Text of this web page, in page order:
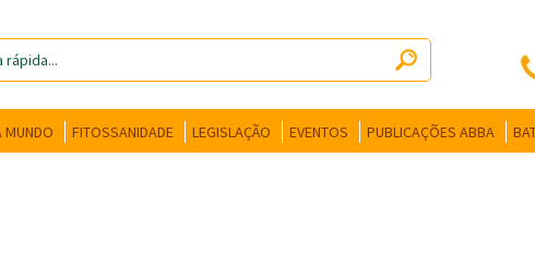
MUNDO FITOSSANIDADE LEGISLAÇÃO EVENTOS PUBLICAÇÕES ABBA